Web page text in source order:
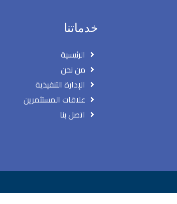
خدماتنا
الرئيسية
من نحن
الإدارة التنفيذية
علاقات المستثمرين
اتصل بنا